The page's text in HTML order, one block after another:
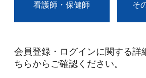
看護師・保健師 そ
会員登録・ログインに関する詳
ちらからご確認ください。​